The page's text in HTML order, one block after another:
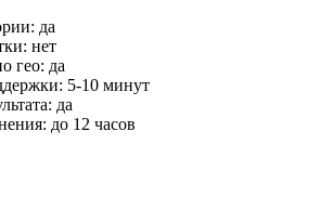
да
нет
гео: да
5-10 минут
да
до 12 часов